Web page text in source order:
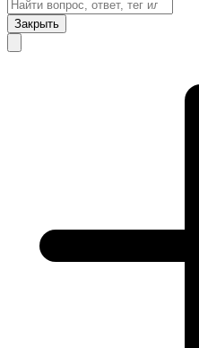
Закрыть